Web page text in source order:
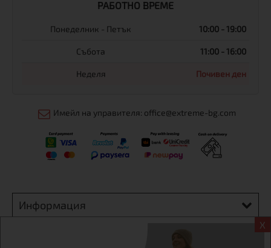
X
РАБОТНО ВРЕМЕ
Понеделник - Петък 10:00 - 19:00
Събота 11:00 - 16:00
Неделя Почивен ден
Имейл на управителя: office@extreme-bg.com
Информация
Екстрем спорт ЕООД, BG131452613, административен адрес